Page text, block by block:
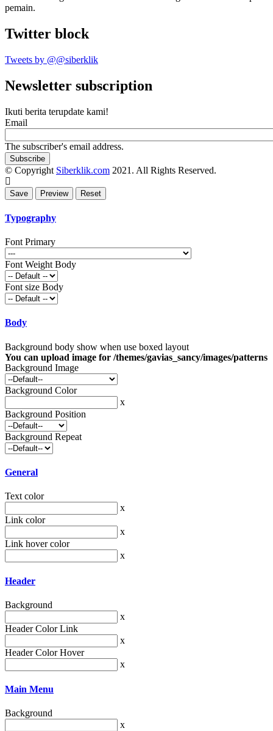
pemain.
Twitter block
Tweets by @@siberklik
Newsletter subscription
Ikuti berita terupdate kami!
Email
The subscriber's email address.
© Copyright Siberklik.com 2021. All Rights Reserved.
Typography
Font Primary
Font Weight Body
Font size Body
Body
Background body show when use boxed layout
You can upload image for /themes/gavias_sancy/images/patterns
Background Image
Background Color
x
Background Position
Background Repeat
General
Text color
x
Link color
x
Link hover color
x
Header
Background
x
Header Color Link
x
Header Color Hover
x
Main Menu
Background
x